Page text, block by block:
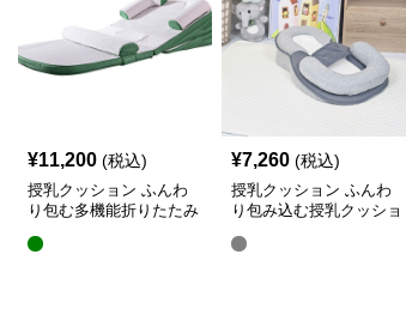
¥11,200 (税込)
授乳クッション ふんわ
り包む多機能折りたたみ
¥7,260 (税込)
授乳クッション ふんわ
り包み込む授乳クッショ